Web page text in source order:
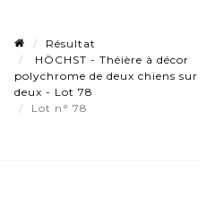
Résultat
HÖCHST - Théière à décor
polychrome de deux chiens sur
deux - Lot 78
Lot n° 78